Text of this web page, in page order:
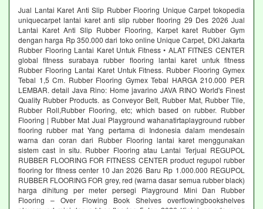
Jual Lantai Karet Anti Slip Rubber Flooring Unique Carpet tokopedia
uniquecarpet lantai karet anti slip rubber flooring 29 Des 2026 Jual
Lantai Karet Anti Slip Rubber Flooring, Karpet karet Rubber Gym
dengan harga Rp 350.000 dari toko online Unique Carpet, DKI Jakarta
Rubber Flooring Lantai Karet Untuk Fitness • ALAT FITNES CENTER
global fitness surabaya rubber flooring lantai karet untuk fitness
Rubber Flooring Lantai Karet Untuk Fitness. Rubber Flooring Gymex
Tebal 1,5 Cm. Rubber Flooring Gymex Tebal HARGA 210.000 PER
LEMBAR. detail Java Rino: Home javarino JAVA RINO World's Finest
Quality Rubber Products. as Conveyor Belt, Rubber Mat, Rubber Tile,
Rubber Roll,Rubber Flooring, etc; which based on rubber. Rubber
Flooring | Rubber Mat Jual Playground wahanatirtaplayground rubber
flooring rubber mat Yang pertama di Indonesia dalam mendesain
warna dan coran dari Rubber Flooring lantai karet menggunakan
sistem cast in situ. Rubber Flooring atau Lantai Terjual REGUPOL
RUBBER FLOORING FOR FITNESS CENTER product regupol rubber
flooring for fitness center 10 Jan 2026 Baru Rp 1.000.000 REGUPOL
RUBBER FLOORING FOR grey, red (warna dasar semua rubber black)
harga dihitung per meter persegi Playground Mini Dan Rubber
Flooring – Over Flowing Book Shelves overflowingbookshelves